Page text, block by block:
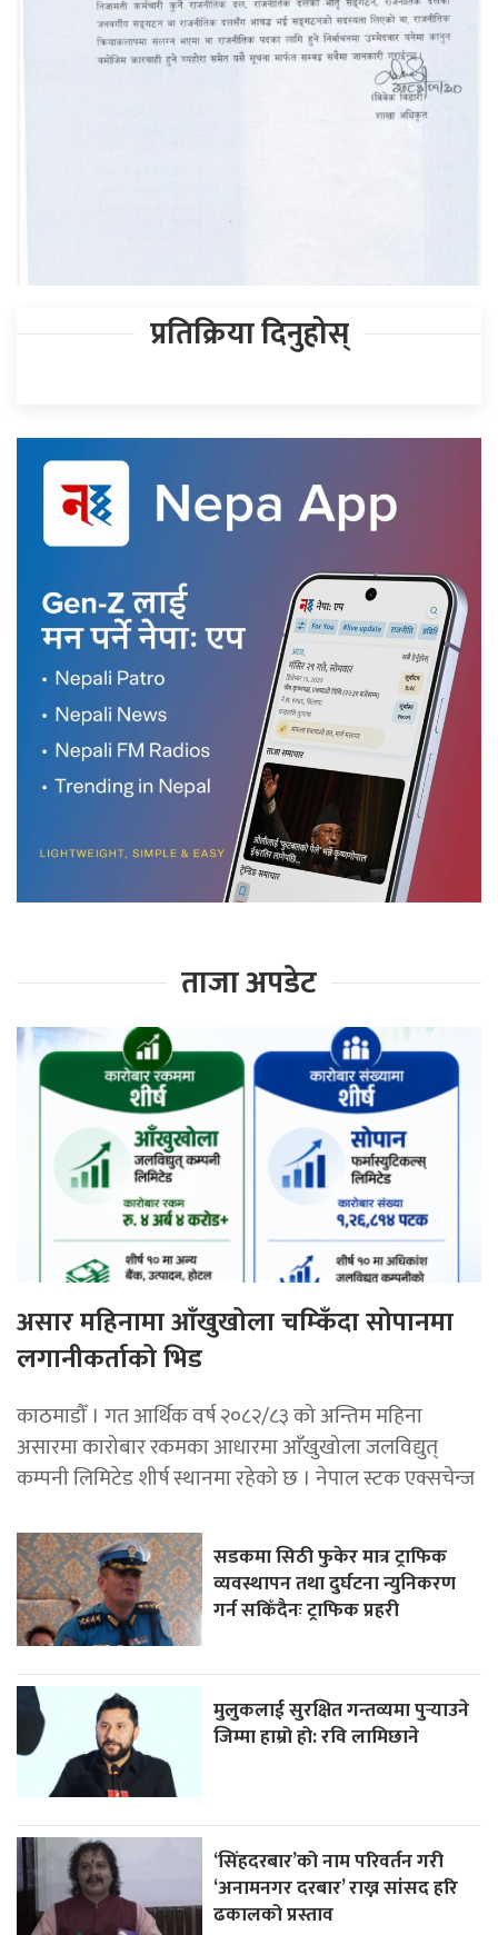
प्रतिक्रिया दिनुहोस्
ताजा अपडेट
असार महिनामा आँखुखोला चम्किँदा सोपानमा
लगानीकर्ताको भिड
काठमाडौँ । गत आर्थिक वर्ष २०८२/८३ को अन्तिम महिना
असारमा कारोबार रकमका आधारमा आँखुखोला जलविद्युत्
कम्पनी लिमिटेड शीर्ष स्थानमा रहेको छ । नेपाल स्टक एक्सचेन्ज
सडकमा सिठी फुकेर मात्र ट्राफिक
व्यवस्थापन तथा दुर्घटना न्युनिकरण
गर्न सकिँदैनः ट्राफिक प्रहरी
मुलुकलाई सुरक्षित गन्तव्यमा पुर्‍याउने
जिम्मा हाम्रो हो: रवि लामिछाने
‘सिंहदरबार’को नाम परिवर्तन गरी
‘अनामनगर दरबार’ राख्न सांसद हरि
ढकालको प्रस्ताव